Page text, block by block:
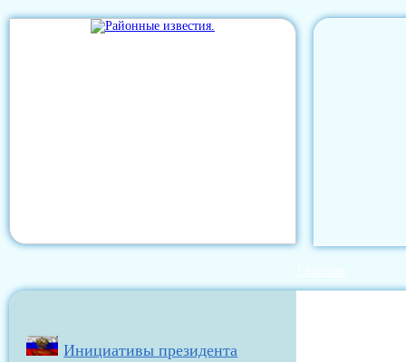
Инициативы президента